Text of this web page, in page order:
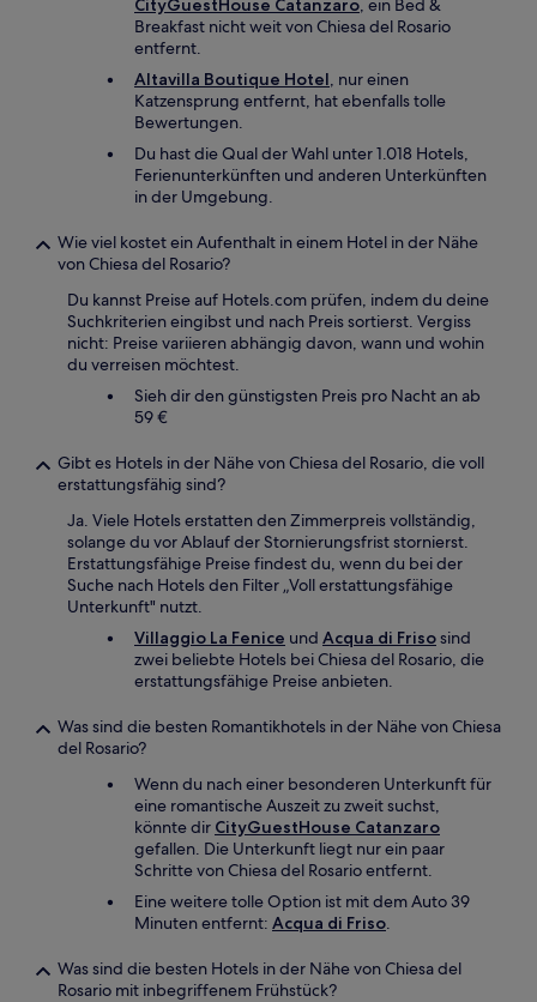
CityGuestHouse Catanzaro, ein Bed &
Breakfast nicht weit von Chiesa del Rosario
entfernt.
Altavilla Boutique Hotel, nur einen
Katzensprung entfernt, hat ebenfalls tolle
Bewertungen.
Du hast die Qual der Wahl unter 1.018 Hotels,
Ferienunterkünften und anderen Unterkünften
in der Umgebung.
Wie viel kostet ein Aufenthalt in einem Hotel in der Nähe
von Chiesa del Rosario?
Du kannst Preise auf Hotels.com prüfen, indem du deine
Suchkriterien eingibst und nach Preis sortierst. Vergiss
nicht: Preise variieren abhängig davon, wann und wohin
du verreisen möchtest.
Sieh dir den günstigsten Preis pro Nacht an ab
59 €
Gibt es Hotels in der Nähe von Chiesa del Rosario, die voll
erstattungsfähig sind?
Ja. Viele Hotels erstatten den Zimmerpreis vollständig,
solange du vor Ablauf der Stornierungsfrist stornierst.
Erstattungsfähige Preise findest du, wenn du bei der
Suche nach Hotels den Filter „Voll erstattungsfähige
Unterkunft" nutzt.
Villaggio La Fenice und Acqua di Frisosind
zwei beliebte Hotels bei Chiesa del Rosario, die
erstattungsfähige Preise anbieten.
Was sind die besten Romantikhotels in der Nähe von Chiesa
del Rosario?
Wenn du nach einer besonderen Unterkunft für
eine romantische Auszeit zu zweit suchst,
könnte dir CityGuestHouse Catanzaro
gefallen. Die Unterkunft liegt nur ein paar
Schritte von Chiesa del Rosario entfernt.
Eine weitere tolle Option ist mit dem Auto 39
Minuten entfernt: Acqua di Friso.
Was sind die besten Hotels in der Nähe von Chiesa del
Rosario mit inbegriffenem Frühstück?